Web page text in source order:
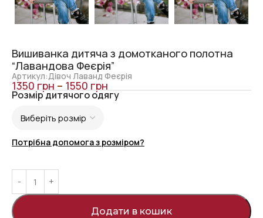
Вишиванка дитяча з домотканого полотна
“Лавандова Феєрія”
Артикул:Дівоч Лаванд Феєрія
1350 грн – 1550 грн
Розмір дитячого одягу
Потрібна допомога з розміром?
Додати в кошик